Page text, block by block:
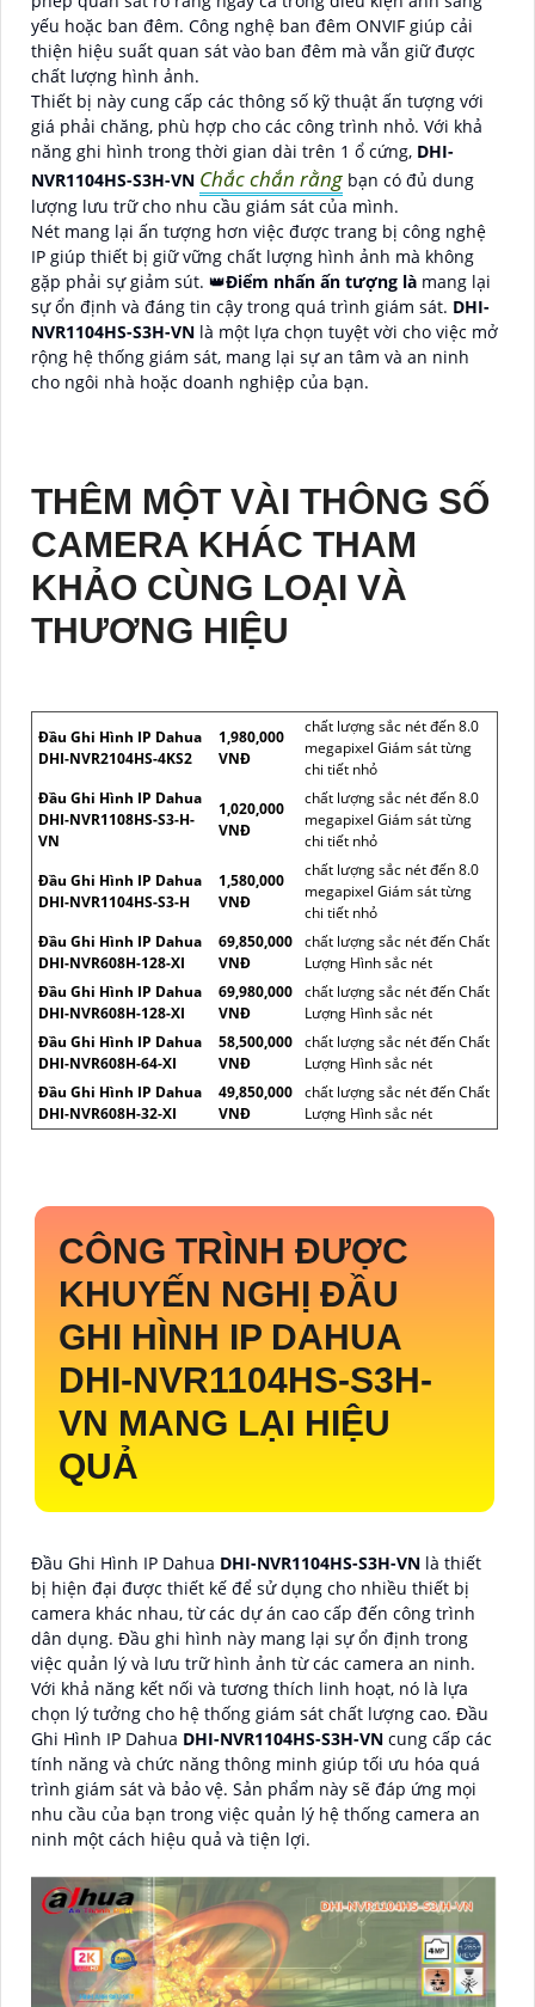
yếu hoặc ban đêm. Công nghệ ban đêm ONVIF giúp cải
thiện hiệu suất quan sát vào ban đêm mà vẫn giữ được
chất lượng hình ảnh.
Thiết bị này cung cấp các thông số kỹ thuật ấn tượng với
giá phải chăng, phù hợp cho các công trình nhỏ. Với khả
năng ghi hình trong thời gian dài trên 1 ổ cứng, DHI-
NVR1104HS-S3H-VN Chắc chắn rằng bạn có đủ dung
lượng lưu trữ cho nhu cầu giám sát của mình.
Nét mang lại ấn tượng hơn việc được trang bị công nghệ
IP giúp thiết bị giữ vững chất lượng hình ảnh mà không
gặp phải sự giảm sút. 👑Điểm nhấn ấn tượng là mang lại
sự ổn định và đáng tin cậy trong quá trình giám sát. DHI-
NVR1104HS-S3H-VN là một lựa chọn tuyệt vời cho việc mở
rộng hệ thống giám sát, mang lại sự an tâm và an ninh
cho ngôi nhà hoặc doanh nghiệp của bạn.
THÊM MỘT VÀI THÔNG SỐ
CAMERA KHÁC THAM
KHẢO CÙNG LOẠI VÀ
THƯƠNG HIỆU
Đầu Ghi Hình IP Dahua
DHI-NVR2104HS-4KS2
1,980,000
VNĐ
chất lượng sắc nét đến 8.0
megapixel Giám sát từng
chi tiết nhỏ
Đầu Ghi Hình IP Dahua
DHI-NVR1108HS-S3-H-
VN
1,020,000
VNĐ
chất lượng sắc nét đến 8.0
megapixel Giám sát từng
chi tiết nhỏ
Đầu Ghi Hình IP Dahua
DHI-NVR1104HS-S3-H
1,580,000
VNĐ
chất lượng sắc nét đến 8.0
megapixel Giám sát từng
chi tiết nhỏ
Đầu Ghi Hình IP Dahua
DHI-NVR608H-128-XI
69,850,000
VNĐ
chất lượng sắc nét đến Chất
Lượng Hình sắc nét
Đầu Ghi Hình IP Dahua
DHI-NVR608H-128-XI
69,980,000
VNĐ
chất lượng sắc nét đến Chất
Lượng Hình sắc nét
Đầu Ghi Hình IP Dahua
DHI-NVR608H-64-XI
58,500,000
VNĐ
chất lượng sắc nét đến Chất
Lượng Hình sắc nét
Đầu Ghi Hình IP Dahua
DHI-NVR608H-32-XI
49,850,000
VNĐ
chất lượng sắc nét đến Chất
Lượng Hình sắc nét
CÔNG TRÌNH ĐƯỢC
KHUYẾN NGHỊ ĐẦU
GHI HÌNH IP DAHUA
DHI-NVR1104HS-S3H-
VN MANG LẠI HIỆU
QUẢ
Đầu Ghi Hình IP Dahua DHI-NVR1104HS-S3H-VN là thiết
bị hiện đại được thiết kế để sử dụng cho nhiều thiết bị
camera khác nhau, từ các dự án cao cấp đến công trình
dân dụng. Đầu ghi hình này mang lại sự ổn định trong
việc quản lý và lưu trữ hình ảnh từ các camera an ninh.
Với khả năng kết nối và tương thích linh hoạt, nó là lựa
chọn lý tưởng cho hệ thống giám sát chất lượng cao. Đầu
Ghi Hình IP Dahua DHI-NVR1104HS-S3H-VN cung cấp các
tính năng và chức năng thông minh giúp tối ưu hóa quá
trình giám sát và bảo vệ. Sản phẩm này sẽ đáp ứng mọi
nhu cầu của bạn trong việc quản lý hệ thống camera an
ninh một cách hiệu quả và tiện lợi.